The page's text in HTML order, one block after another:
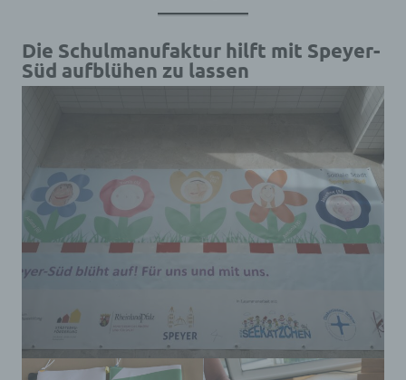
Die Schulmanufaktur hilft mit Speyer-
Süd aufblühen zu lassen